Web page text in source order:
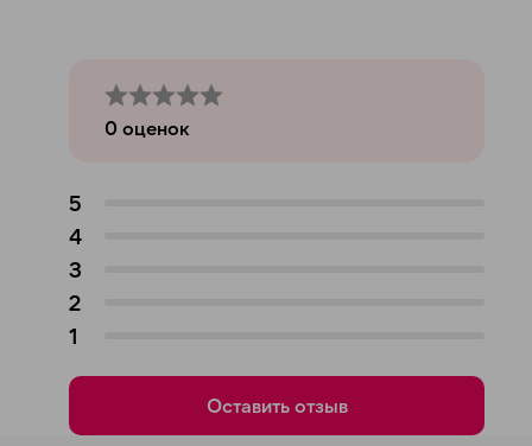
0 оценок
5
4
3
2
1
Оставить отзыв